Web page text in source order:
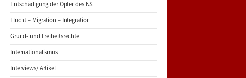
Entschädigung der Opfer des NS
Flucht – Migration – Integration
Grund- und Freiheitsrechte
Internationalismus
Interviews/ Artikel